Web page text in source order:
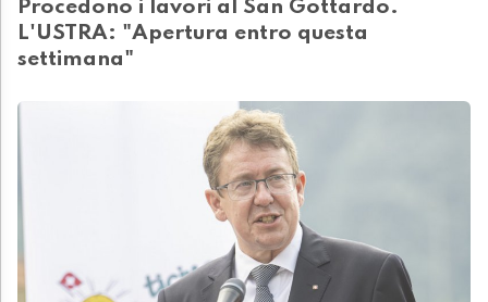
Procedono i lavori al San Gottardo.
L'USTRA: "Apertura entro questa
settimana"